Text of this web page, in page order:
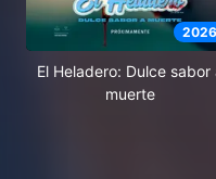
2026
El Heladero: Dulce sabor
muerte